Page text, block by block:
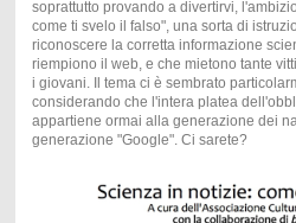
soprattutto provando a divertirvi,
come ti svelo il falso", una sorta di
riconoscere la corretta informazione
riempiono il web, e che mietono tante
i giovani. Il tema ci è sembrato
considerando che l'intera platea
appartiene ormai alla generazione dei
generazione "Google". Ci sarete?